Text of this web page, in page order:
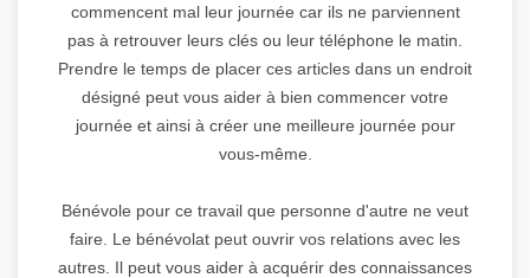
commencent mal leur journée car ils ne parviennent
pas à retrouver leurs clés ou leur téléphone le matin.
Prendre le temps de placer ces articles dans un endroit
désigné peut vous aider à bien commencer votre
journée et ainsi à créer une meilleure journée pour
vous-même.
Bénévole pour ce travail que personne d'autre ne veut
faire. Le bénévolat peut ouvrir vos relations avec les
autres. Il peut vous aider à acquérir des connaissances